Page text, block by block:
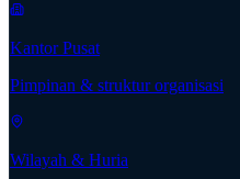
Kantor Pusat
Pimpinan & struktur organisasi
Wilayah & Huria